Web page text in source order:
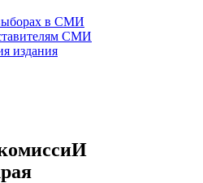
в СМИ
СМИ
издания